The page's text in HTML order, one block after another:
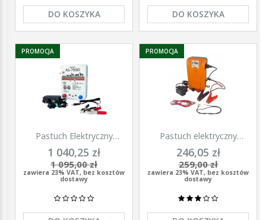
DO KOSZYKA DO KOSZYKA
Pastuch Elektryczny
Elektryzator uniwersalny
Pomelac AS-7900 7,9 Jula
1 040,25 zł
1 095,00 zł
zawiera 23% VAT, bez kosztów
dostawy
PROMOCJA
Pastuch elektryczny
elektryzator uniwersalny z
zasilaczem 9/12/230V
Unitra - U1000
246,05 zł
259,00 zł
zawiera 23% VAT, bez kosztów
dostawy
PROMOCJA